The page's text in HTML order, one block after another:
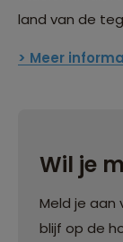
land van de
> Meer
Wil je
Meld je aan
blijf op de